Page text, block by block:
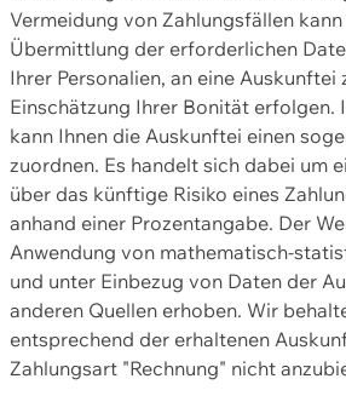
Vermeidung von Zahlungsfällen
Übermittlung der erforderlichen
Ihrer Personalien, an eine
Einschätzung Ihrer Bonität erfolgen.
kann Ihnen die Auskunftei einen
zuordnen. Es handelt sich dabei um
über das künftige Risiko eines
anhand einer Prozentangabe. Der
Anwendung von mathematisch-
und unter Einbezug von Daten der
anderen Quellen erhoben. Wir
entsprechend der erhaltenen
Zahlungsart "Rechnung" nicht